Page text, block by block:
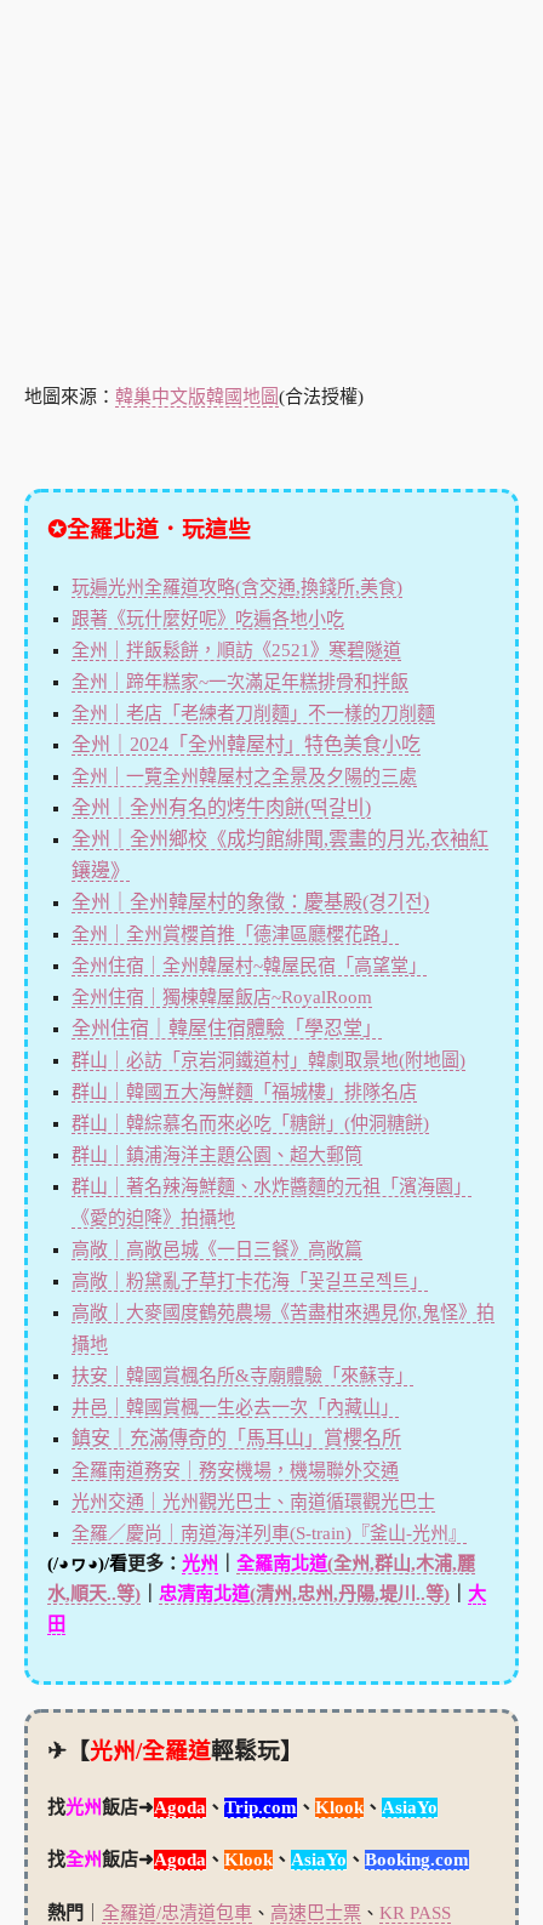
地圖來源： 韓巢中文版韓國地圖(合法授權)
✪全羅北道．玩這些
玩遍光州全羅道攻略(含交通,換錢所,美食)
跟著《玩什麼好呢》吃遍各地小吃
全州｜拌飯鬆餅，順訪《2521》寒碧隧道
全州｜蹄年糕家~一次滿足年糕排骨和拌飯
全州｜老店「老練者刀削麵」不一樣的刀削麵
全州｜2024「全州韓屋村」特色美食小吃
全州｜一覽全州韓屋村之全景及夕陽的三處
全州｜全州有名的烤牛肉餅(떡갈비)
全州｜全州鄉校《成均館緋聞,雲畫的月光,衣袖紅
鑲邊》
全州｜全州韓屋村的象徵：慶基殿(경기전)
全州｜全州賞櫻首推「德津區廳櫻花路」
全州住宿｜全州韓屋村~韓屋民宿「高望堂」
全州住宿｜獨棟韓屋飯店~RoyalRoom
全州住宿｜韓屋住宿體驗「學忍堂」
群山｜必訪「京岩洞鐵道村」韓劇取景地(附地圖)
群山｜韓國五大海鮮麵「福城樓」排隊名店
群山｜韓綜慕名而來必吃「糖餅」(仲洞糖餅)
群山｜鎮浦海洋主題公園、超大郵筒
群山｜著名辣海鮮麵、水炸醬麵的元祖「濱海園」
《愛的迫降》拍攝地
高敞｜高敞邑城《一日三餐》高敞篇
高敞｜粉黛亂子草打卡花海「꽃길프로젝트」
高敞｜大麥國度鶴苑農場《苦盡柑來遇見你,鬼怪》拍
攝地
扶安｜韓國賞楓名所&寺廟體驗「來蘇寺」
井邑｜韓國賞楓一生必去一次「內藏山」
鎮安｜充滿傳奇的「馬耳山」賞櫻名所
全羅南道務安｜務安機場，機場聯外交通
光州交通｜光州觀光巴士、南道循環觀光巴士
全羅／慶尚｜南道海洋列車(S-train)『釜山-光州』
(/◕ヮ◕)/看更多： 光州 全羅南北道(全州,群山,木浦,麗
水,順天..等)｜ 忠清南北道(清州,忠州,丹陽,堤川..等)｜ 大
田
✈【光州/全羅道輕鬆玩】
找光州飯店➜Agoda 、 Trip.com 、 Klook、 AsiaYo
找全州飯店➜Agoda、 Klook、 AsiaYo 、 Booking.com
熱門 全羅道/忠清道包車、 高速巴士票、 KR PASS